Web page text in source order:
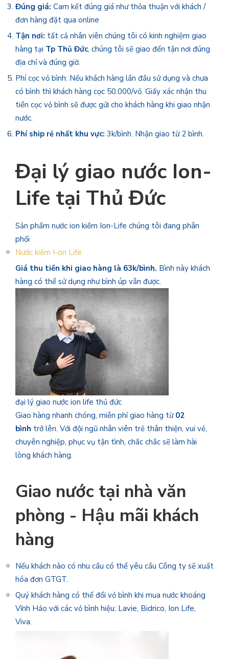
Đúng giá: Cam kết đúng giá như thỏa thuận với khách /
đơn hàng đặt qua online
Tận nơi: tất cả nhân viên chúng tôi có kinh nghiệm giao
hàng tại Tp Thủ Đức, chúng tôi sẽ giao đến tận nơi đúng
địa chỉ và đúng giờ.
Phí cọc vỏ bình: Nếu khách hàng lần đầu sử dụng và chưa
có bình thì khách hàng cọc 50.000/vỏ. Giấy xác nhận thu
tiền cọc vỏ bình sẽ được gửi cho khách hàng khi giao nhận
nước.
Phí ship rẻ nhất khu vực: 3k/bình. Nhận giao từ 2 bình.
Đại lý giao nước Ion-
Life tại Thủ Đức
Sản phẩm nước ion kiềm Ion-Life chúng tôi đang phân
phối
Nước kiềm I-on Life
Giá thu tiền khi giao hàng là 63k/bình. Bình này khách
hàng có thể sử dụng như bình úp vẫn được.
đại lý giao nước ion life thủ đức
Giao hàng nhanh chóng, miễn phí giao hàng từ 02
bình trở lên. Với đội ngũ nhân viên trẻ thân thiện, vui vẻ,
chuyên nghiệp, phục vụ tận tình, chắc chắc sẽ làm hài
lòng khách hàng.
Giao nước tại nhà văn
phòng - Hậu mãi khách
hàng
Nếu khách nào có nhu cầu có thể yêu cầu Công ty sẽ xuất
hóa đơn GTGT.
Quý khách hàng có thể đổi vỏ bình khi mua nước khoáng
Vĩnh Hảo với các vỏ bình hiệu: Lavie, Bidrico, Ion Life,
Viva.